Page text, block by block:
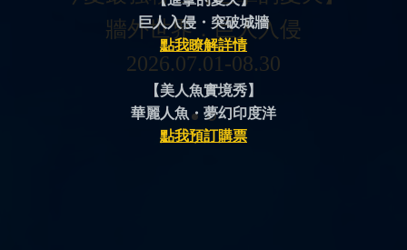
巨人入侵・突破城牆
點我瞭解詳情
【美人魚實境秀】
華麗人魚・夢幻印度洋
點我預訂購票
牆外世界．巨人入侵
2026.07.01-08.30